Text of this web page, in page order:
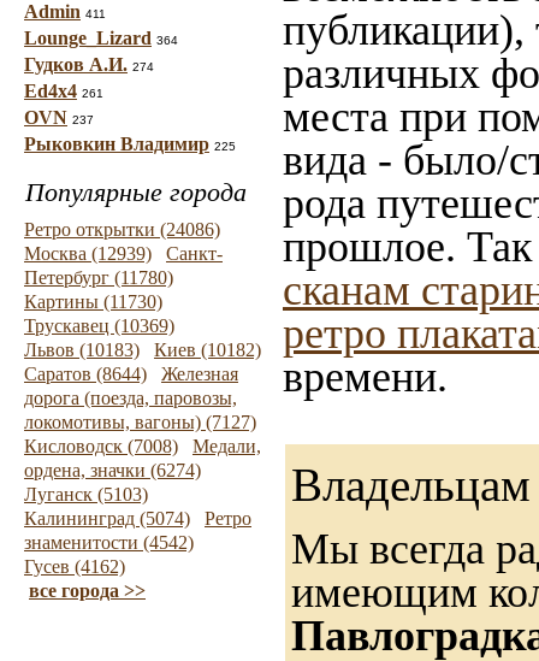
Admin 411
Lounge_Lizard 364
Гудков А.И. 274
Ed4x4 261
OVN 237
Рыковкин Владимир 225
Популярные города
Ретро открытки (24086)
Москва (12939)
Санкт-
Петербург (11780)
Картины (11730)
Трускавец (10369)
Львов (10183)
Киев (10182)
Саратов (8644)
Железная
дорога (поезда, паровозы,
локомотивы, вагоны) (7127)
Кисловодск (7008)
Медали,
ордена, значки (6274)
Луганск (5103)
Калининград (5074)
Ретро
знаменитости (4542)
Гусев (4162)
все города >>
публикации),
различных
места при
вида - было/
рода
прошлое.
сканам
ретро
времени.
Мы всегда
имеющим